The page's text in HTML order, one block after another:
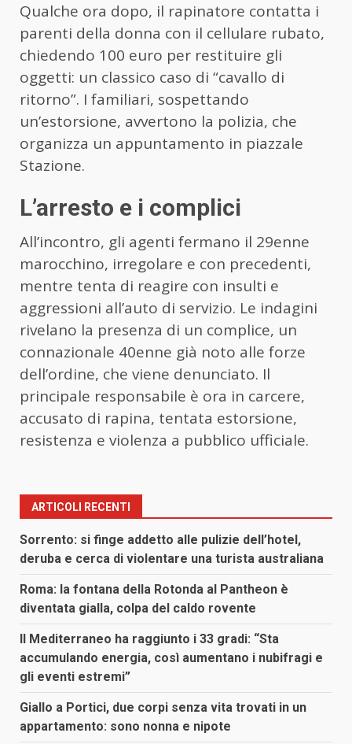
Qualche ora dopo, il rapinatore contatta i
parenti della donna con il cellulare rubato,
chiedendo 100 euro per restituire gli
oggetti: un classico caso di “cavallo di
ritorno”. I familiari, sospettando
un’estorsione, avvertono la polizia, che
organizza un appuntamento in piazzale
Stazione.
L’arresto e i complici
All’incontro, gli agenti fermano il 29enne
marocchino, irregolare e con precedenti,
mentre tenta di reagire con insulti e
aggressioni all’auto di servizio. Le indagini
rivelano la presenza di un complice, un
connazionale 40enne già noto alle forze
dell’ordine, che viene denunciato. Il
principale responsabile è ora in carcere,
accusato di rapina, tentata estorsione,
resistenza e violenza a pubblico ufficiale.
ARTICOLI RECENTI
Sorrento: si finge addetto alle pulizie dell’hotel,
deruba e cerca di violentare una turista australiana
Roma: la fontana della Rotonda al Pantheon è
diventata gialla, colpa del caldo rovente
Il Mediterraneo ha raggiunto i 33 gradi: “Sta
accumulando energia, così aumentano i nubifragi e
gli eventi estremi”
Giallo a Portici, due corpi senza vita trovati in un
appartamento: sono nonna e nipote